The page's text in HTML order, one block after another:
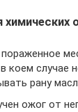
химических
коем случае
рану
ожог от